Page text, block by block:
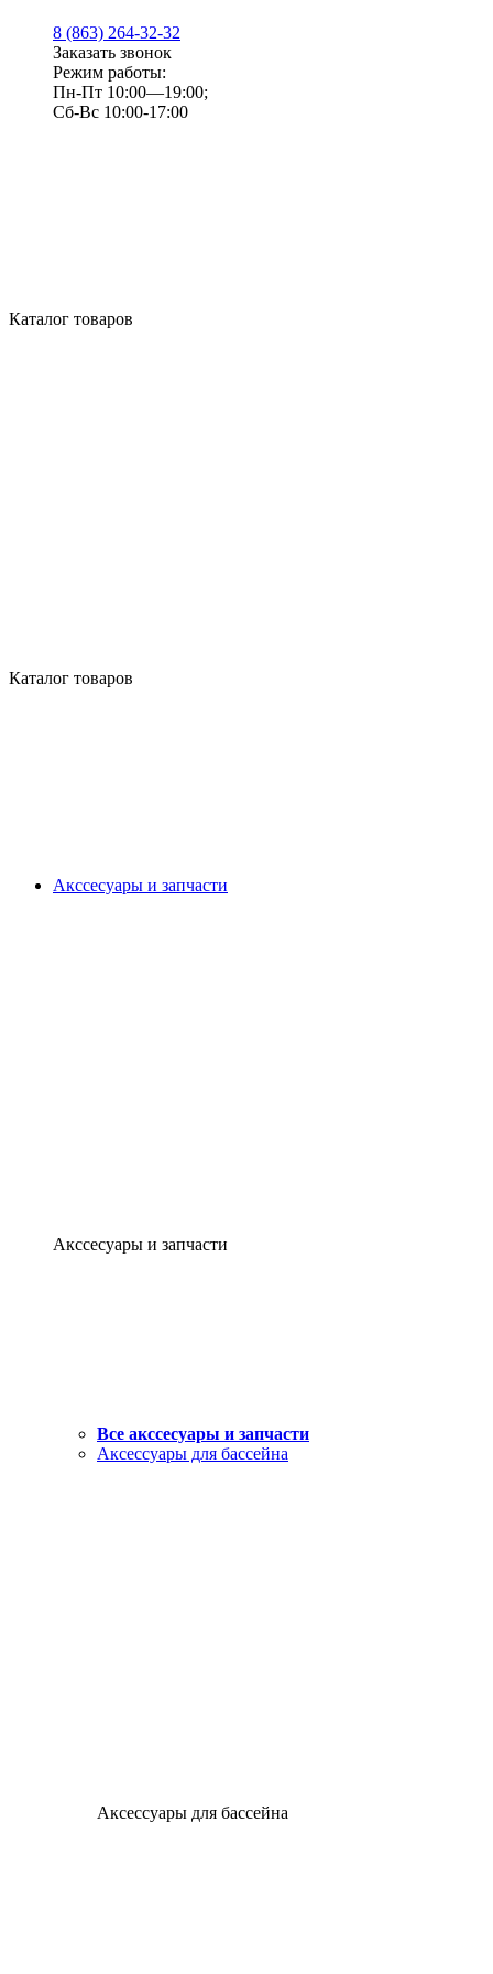
8 (863) 264-32-32
Заказать звонок
Режим работы:
Пн-Пт 10:00—19:00;
Сб-Вс 10:00-17:00
Каталог товаров
Каталог товаров
Акссесуары и запчасти
Акссесуары и запчасти
Все акссесуары и запчасти
Аксессуары для бассейна
Аксессуары для бассейна